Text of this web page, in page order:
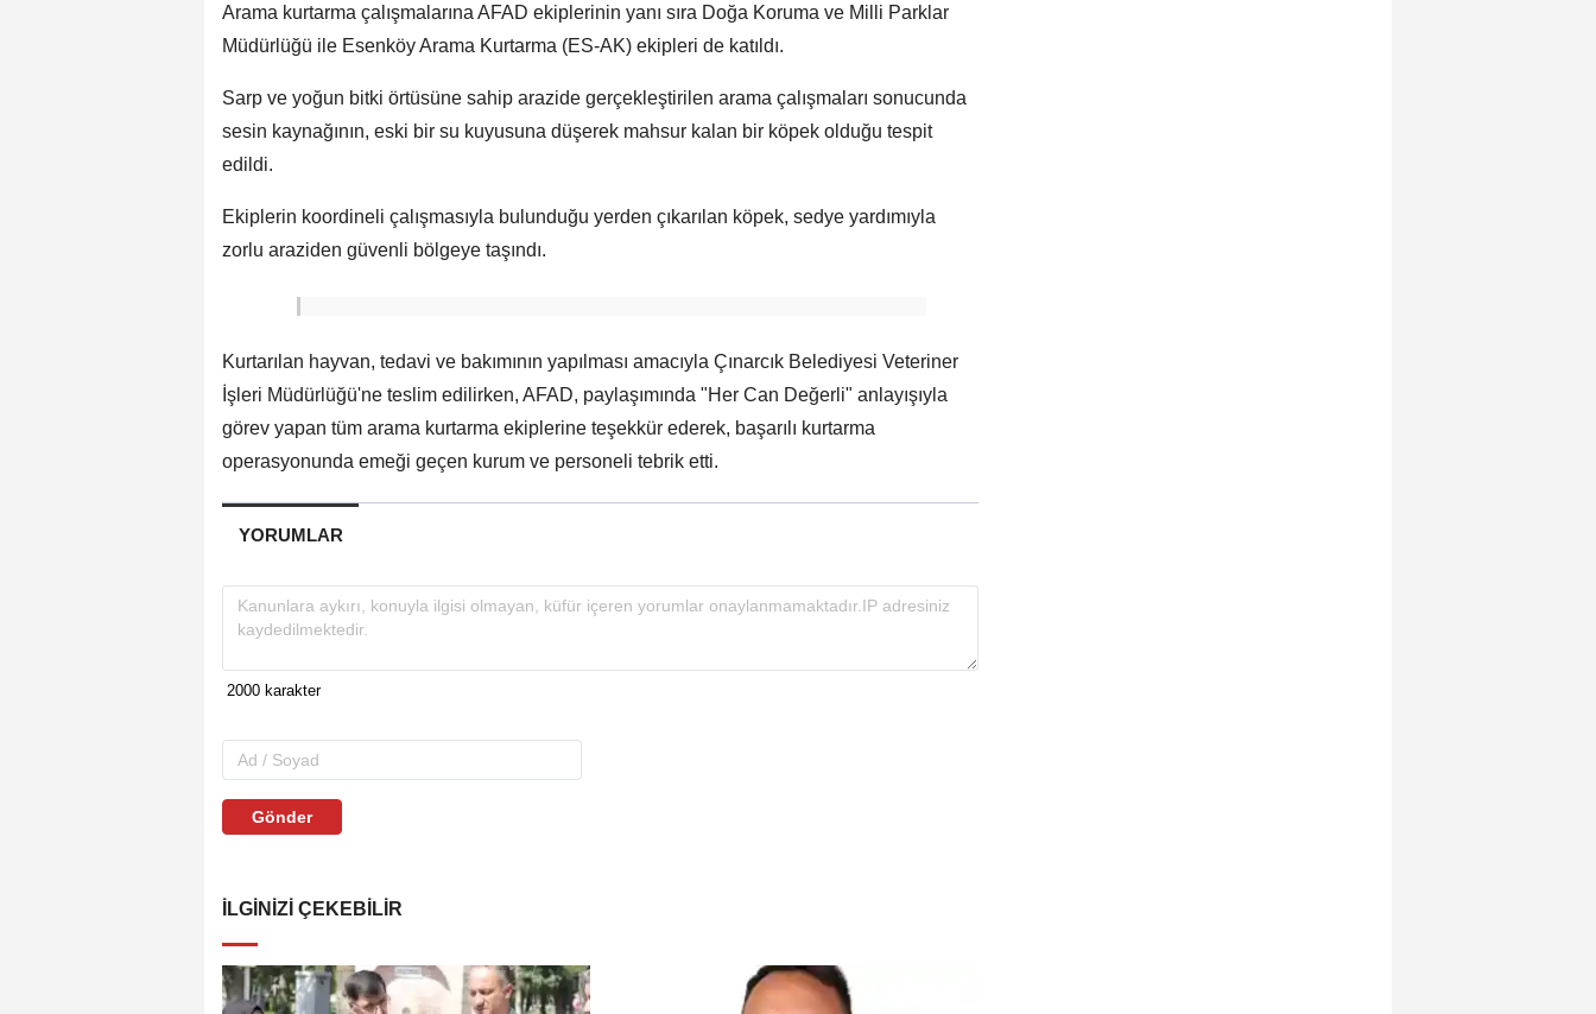
Arama kurtarma çalışmalarına AFAD ekiplerinin yanı sıra Doğa Koruma ve Milli Parklar
Müdürlüğü ile Esenköy Arama Kurtarma (ES-AK) ekipleri de katıldı.
Sarp ve yoğun bitki örtüsüne sahip arazide gerçekleştirilen arama çalışmaları sonucunda
sesin kaynağının, eski bir su kuyusuna düşerek mahsur kalan bir köpek olduğu tespit
edildi.
Ekiplerin koordineli çalışmasıyla bulunduğu yerden çıkarılan köpek, sedye yardımıyla
zorlu araziden güvenli bölgeye taşındı.
Kurtarılan hayvan, tedavi ve bakımının yapılması amacıyla Çınarcık Belediyesi Veteriner
İşleri Müdürlüğü'ne teslim edilirken, AFAD, paylaşımında "Her Can Değerli" anlayışıyla
görev yapan tüm arama kurtarma ekiplerine teşekkür ederek, başarılı kurtarma
operasyonunda emeği geçen kurum ve personeli tebrik etti.
YORUMLAR
Gönder
İLGINIZI ÇEKEBILIR